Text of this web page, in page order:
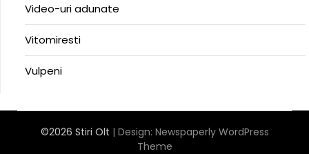
Video-uri adunate
Vitomiresti
Vulpeni
©2026 Stiri Olt | Design: Newspaperly WordPress
Theme